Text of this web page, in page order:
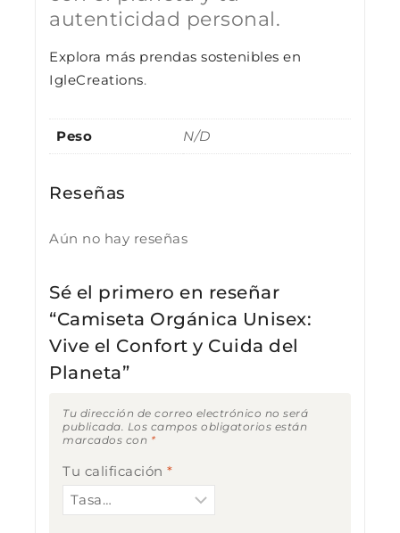
autenticidad personal.
Explora más prendas sostenibles en
IgleCreations.
Peso N/D
Reseñas
Aún no hay reseñas
Sé el primero en reseñar
“Camiseta Orgánica Unisex:
Vive el Confort y Cuida del
Planeta”
Tu dirección de correo electrónico no será
publicada. Los campos obligatorios están
marcados con *
Tu calificación *